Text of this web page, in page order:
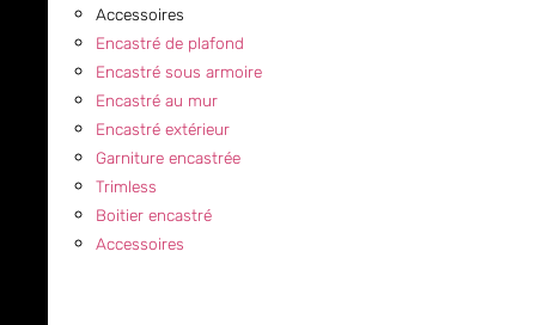
Accessoires
Encastré de plafond
Encastré sous armoire
Encastré au mur
Encastré extérieur
Garniture encastrée
Trimless
Boitier encastré
Accessoires